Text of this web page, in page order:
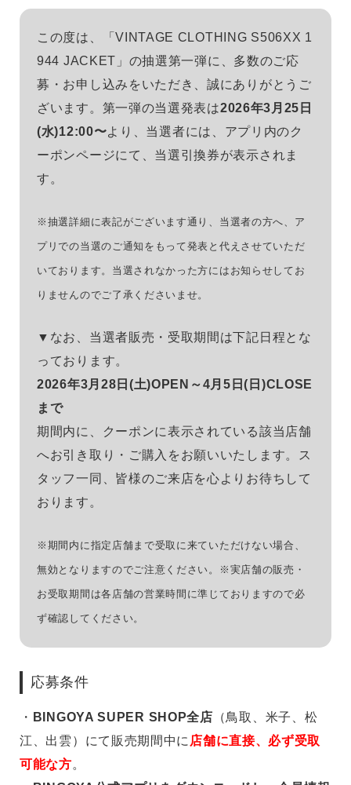
この度は、「VINTAGE CLOTHING S506XX 1
944 JACKET」の抽選第一弾に、多数のご応
募・お申し込みをいただき、誠にありがとうご
ざいます。第一弾の当選発表は2026年3月25日
(水)12:00〜より、当選者には、アプリ内のク
ーポンページにて、当選引換券が表示されま
す。
※抽選詳細に表記がございます通り、当選者の方へ、ア
プリでの当選のご通知をもって発表と代えさせていただ
いております。当選されなかった方にはお知らせしてお
りませんのでご了承くださいませ。
▼なお、当選者販売・受取期間は下記日程とな
っております。
2026年3月28日(土)OPEN～4月5日(日)CLOSE
まで
期間内に、クーポンに表示されている該当店舗
へお引き取り・ご購入をお願いいたします。ス
タッフ一同、皆様のご来店を心よりお待ちして
おります。
※期間内に指定店舗まで受取に来ていただけない場合、
無効となりますのでご注意ください。※実店舗の販売・
お受取期間は各店舗の営業時間に準じておりますので必
ず確認してください。
応募条件
・ BINGOYA SUPER SHOP全店 （鳥取、米子、松
江、出雲）にて販売期間中に 店舗に直接、必ず受取
可能な方。
カラー
価格
～
商品タイプ
通常商品